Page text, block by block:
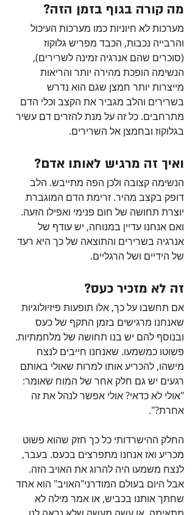
מה קורה בגוף בזמן הזה?
מערכות לא חיוניות כמו מערכות העיכול
והרבייה נכבות, הכבד מפריש גלוקוז
(סוכרים שהם אנרגיה זמינה לשרירים),
הנשימה הופכת מהירה יותר והריאות
מייצרות יותר חמצן שגם הוא נדרש
בשרירים והלב מגביר את הקצב וכלי הדם
מתרחבים. כל זה על מנת להזרים דם עשיר
בגלוקוז ובחמצן אל השרירים.
ואיך זה מרגיש לאותו אדם?
הנשימה קצובה ולכן הפה מתייבש. הלב
דופק בקצב מהיר. זרימת הדם המוגברת
יוצרת תחושה של חום פנימי ואפילו הזעה.
ואם אנחנו עדיין במנוחה, יש עודף של
אנרגיה בשרירים והתוצאה של כך היא רעד
של הידיים ושל הרגליים.
זה לא מזכיר כעס?
אם תחשבו על כך, אלו תופעות פיזיולוגיות
שאנחנו מרגישים בזמן התקף של כעס
ובנוסף להם יש בנו תחושה של מלחמתיות.
פשוטו כמשמעו. שאנחנו חייבים לנצח
מישהו, להכריע אותו למרות שאולי באותם
רגעים יש גם חלק אחר של המוח שאומר:
"אולי לא כדאי? אולי אפשר לנהל את זה
אחרת?".
החלק ההישרדותי כל כך חזק שהוא פשוט
מכריע ואז אנחנו מתפרצים בכעס. בעבר,
לנצח משמעו היה להרוג את האויב הזה.
אבל היום בעולם המודרני"האויב" הוא אחד
שחתך אותנו בכביש, או אמר מילה לא